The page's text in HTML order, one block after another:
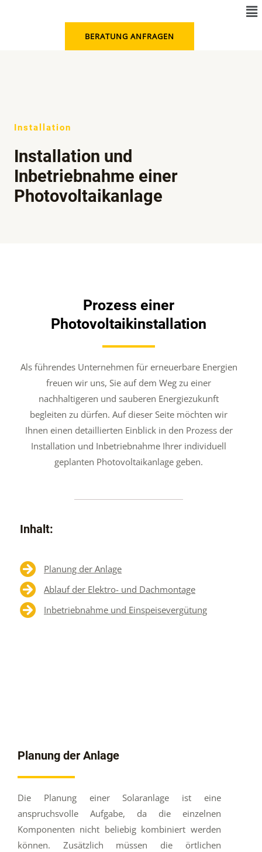
BERATUNG ANFRAGEN
Installation
Installation und
Inbetriebnahme einer
Photovoltaikanlage
Prozess einer
Photovoltaikinstallation
Als führendes Unternehmen für erneuerbare Energien
freuen wir uns, Sie auf dem Weg zu einer
nachhaltigeren und sauberen Energiezukunft
begleiten zu dürfen. Auf dieser Seite möchten wir
Ihnen einen detaillierten Einblick in den Prozess der
Installation und Inbetriebnahme Ihrer individuell
geplanten Photovoltaikanlage geben.
Inhalt:
Planung der Anlage
Ablauf der Elektro- und Dachmontage
Inbetriebnahme und Einspeisevergütung
Planung der Anlage
Die Planung einer Solaranlage ist eine
anspruchsvolle Aufgabe, da die einzelnen
Komponenten nicht beliebig kombiniert werden
können. Zusätzlich müssen die örtlichen